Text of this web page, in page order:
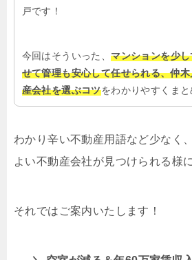
戸です！
今回はそういった、マンションを少
せて管理も安心して任せられる、仲
産会社を選ぶコツをわかりやすくまと
わかり辛い不動産用語など少なく
よい不動産会社が見つけられる様
それではご案内いたします！